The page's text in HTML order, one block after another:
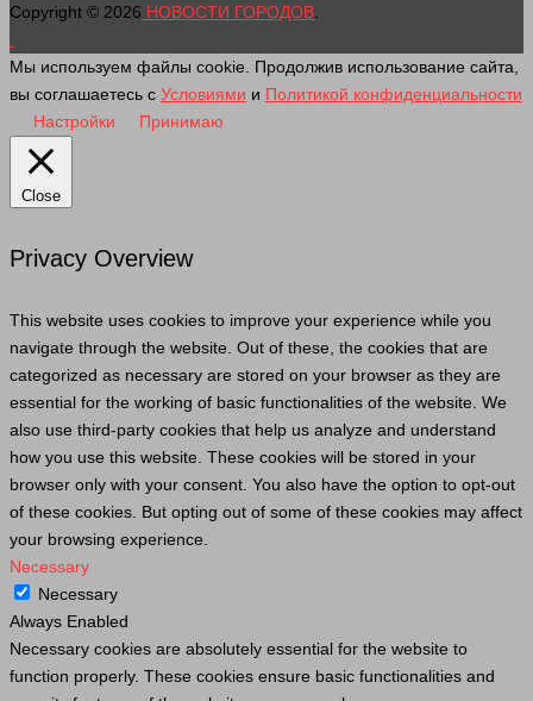
Copyright © 2026 НОВОСТИ ГОРОДОВ
Мы используем файлы cookie. Продолжив использование сайта,
вы соглашаетесь с Условиями и Политикой конфиденциальности
Настройки
Принимаю
Close
Privacy Overview
This website uses cookies to improve your experience while you
navigate through the website. Out of these, the cookies that are
categorized as necessary are stored on your browser as they are
essential for the working of basic functionalities of the website. We
also use third-party cookies that help us analyze and understand
how you use this website. These cookies will be stored in your
browser only with your consent. You also have the option to opt-out
of these cookies. But opting out of some of these cookies may affect
your browsing experience.
Necessary
Necessary
Always Enabled
Necessary cookies are absolutely essential for the website to
function properly. These cookies ensure basic functionalities and